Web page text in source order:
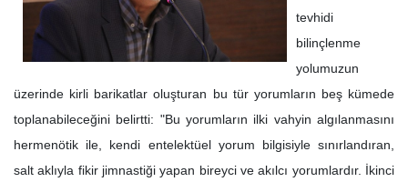
tevhidi
bilinçlenme
yolumuzun
üzerinde kirli barikatlar oluşturan bu tür yorumların beş kümede
toplanabileceğini belirtti: "Bu yorumların ilki vahyin algılanmasını
hermenötik ile, kendi entelektüel yorum bilgisiyle sınırlandıran,
salt aklıyla fikir jimnastiği yapan bireyci ve akılcı yorumlardır. İkinci